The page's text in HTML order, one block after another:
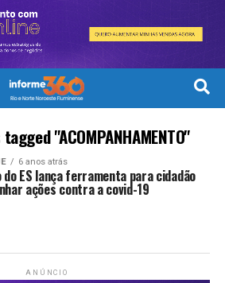
"ACOMPANHAMENTO"
6 anos atrás
do ES lança ferramenta para cidadão
ações contra a covid-19
ANÚNCIO